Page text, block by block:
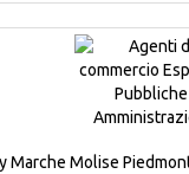
Marche Molise